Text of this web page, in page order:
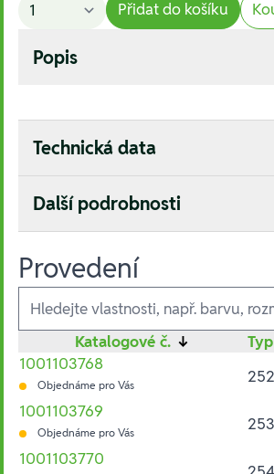
Přidat do košíku
Popis
Technická data
Další podrobnosti
Provedení
Ausführungen
Katalogové č. ↓ Typ
1001103768
Objednáme pro Vás 252
1001103769
Objednáme pro Vás 253
1001103770